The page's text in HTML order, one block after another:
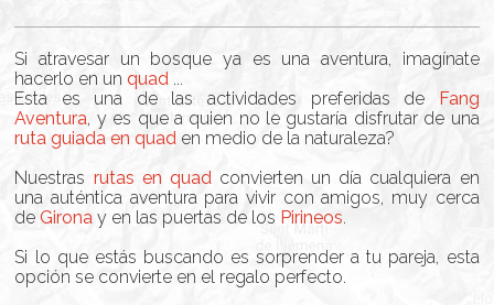
Si atravesar un bosque ya es una aventura, imagínate
hacerlo en unquad ...
Esta es una de las actividades preferidas de Fang
Aventura, y es que a quien no le gustaría disfrutar de una
ruta guiada en quad en medio de la naturaleza?
Nuestras rutas en quadconvierten un día cualquiera en
una auténtica aventura para vivir con amigos, muy cerca
deGironay en las puertas de los Pirineos.
Si lo que estás buscando es sorprender a tu pareja, esta
opción se convierte en el regalo perfecto.